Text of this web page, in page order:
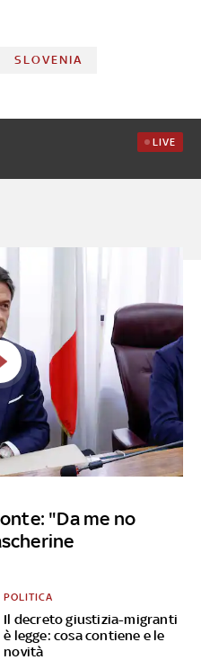
SLOVENIA
LIVE
"Da me no
Il decreto giustizia-migranti
è legge: cosa contiene e le
novità
POLITICA